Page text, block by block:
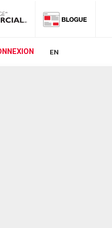
EN